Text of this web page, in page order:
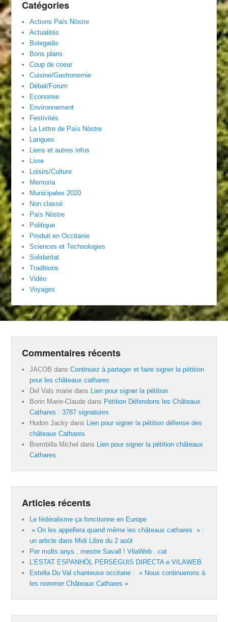
Catégories
Actions País Nòstre
Actualités
Bolegadis
Bons plans
Coup de coeur
Cuisine/Gastronomie
Débat/Forum
Economie
Environnement
Festivités
La Lettre de País Nòstre
Langues
Liens et autres infos
Livre
Loisirs/Culture
Memoria
Municipales 2020
Non classé
País Nòstre
Politique
Produit en Occitanie
Sciences et Technologies
Solidaritat
Traditions
Vidéo
Voyages
Commentaires récents
JACOB dansContinuez à partager et faire signer la pétition
pour les châteaux cathares
Del Vals marie dans Lien pour signer la pétition
Borin Marie-Claude dans Pétition Défendons les Châteaux
Cathares : 3787 signatures
Hudon Jacky dans Lien pour signer la pétition défense des
châteaux Cathares
Brembilla Michel dans Lien pour signer la pétition châteaux
Cathares
Articles récents
Le fédéralisme ça fonctionne en Europe
» On les appellera quand même les châteaux cathares » :
un article dans Midi Libre du 2 août
Per molts anys , mestre Savall ! VilaWeb . cat
L’ESTAT ESPANHÒL PERSEGUIS DIRECTA e VILAWEB
Estella Du Val chanteuse occitane : » Nous continuerons à
les nommer Châteaux Cathares «